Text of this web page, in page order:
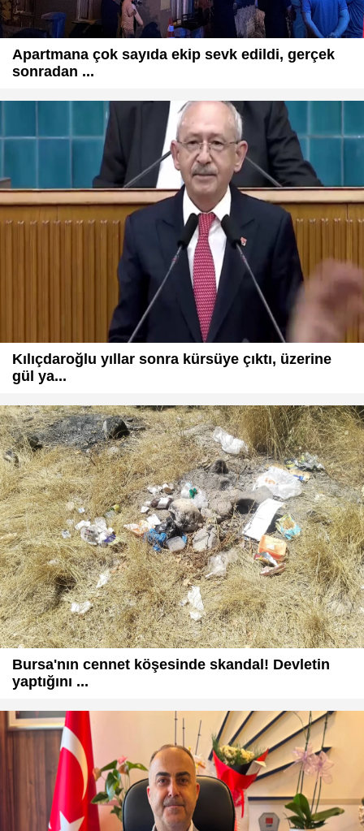
Apartmana çok sayıda ekip sevk edildi, gerçek
sonradan ...
Kılıçdaroğlu yıllar sonra kürsüye çıktı, üzerine
gül ya...
Bursa'nın cennet köşesinde skandal! Devletin
yaptığını ...